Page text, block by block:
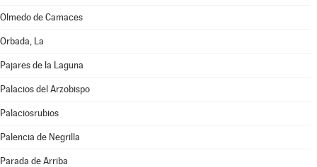
Olmedo de Camaces
Orbada, La
Pajares de la Laguna
Palacios del Arzobispo
Palaciosrubios
Palencia de Negrilla
Parada de Arriba